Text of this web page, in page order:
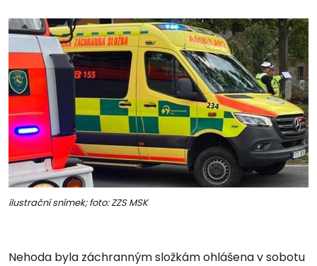
ilustrační snímek; foto: ZZS MSK
Nehoda byla záchranným složkám ohlášena v sobotu